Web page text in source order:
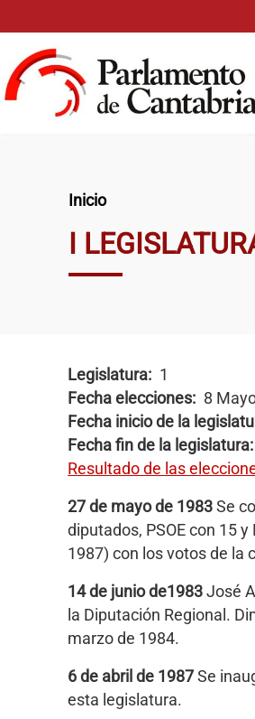
Ruta de
Inicio
I
Legislatura
1
Fecha elecciones
8
Fecha inicio de la
Fecha fin de la legislatura
Resultado de las
27 de mayo de 1983 Se
diputados, PSOE con 15
1987) con los votos de la
14 de junio de1983 José
la Diputación Regional.
marzo de 1984.
6 de abril de 1987 Se
esta legislatura.